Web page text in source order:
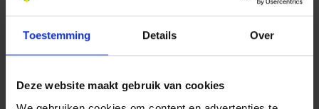
Toestemming Details Over
Deze website maakt gebruik van cookies